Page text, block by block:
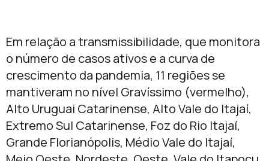
Em relação a transmissibilidade, que monitora
o número de casos ativos e a curva de
crescimento da pandemia, 11 regiões se
mantiveram no nível Gravíssimo (vermelho),
Alto Uruguai Catarinense, Alto Vale do Itajaí,
Extremo Sul Catarinense, Foz do Rio Itajaí,
Grande Florianópolis, Médio Vale do Itajaí,